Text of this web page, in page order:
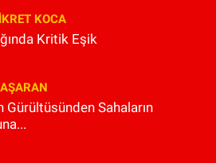
KOCA
Kritik Eşik
Gürültüsünden Sahaların